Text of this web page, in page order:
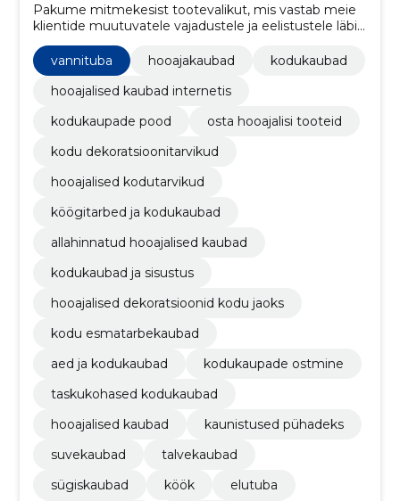
Pakume mitmekesist tootevalikut, mis vastab meie
klientide muutuvatele vajadustele ja eelistustele läbi
vannituba
hooajakaubad
kodukaubad
hooajalised kaubad internetis
kodukaupade pood
osta hooajalisi tooteid
kodu dekoratsioonitarvikud
hooajalised kodutarvikud
köögitarbed ja kodukaubad
allahinnatud hooajalised kaubad
kodukaubad ja sisustus
hooajalised dekoratsioonid kodu jaoks
kodu esmatarbekaubad
aed ja kodukaubad
kodukaupade ostmine
taskukohased kodukaubad
hooajalised kaubad
kaunistused pühadeks
suvekaubad
talvekaubad
sügiskaubad
köök
elutuba